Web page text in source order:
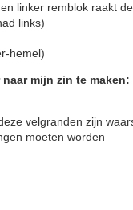
linker remblok raakt
links)
hemel)
mijn zin te maken:
velgranden zijn
moeten worden